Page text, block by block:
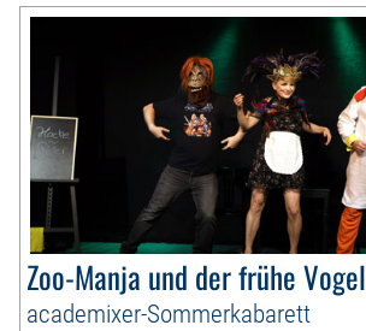
Zoo-Manja und der frühe Vogel
academixer-Sommerkabarett